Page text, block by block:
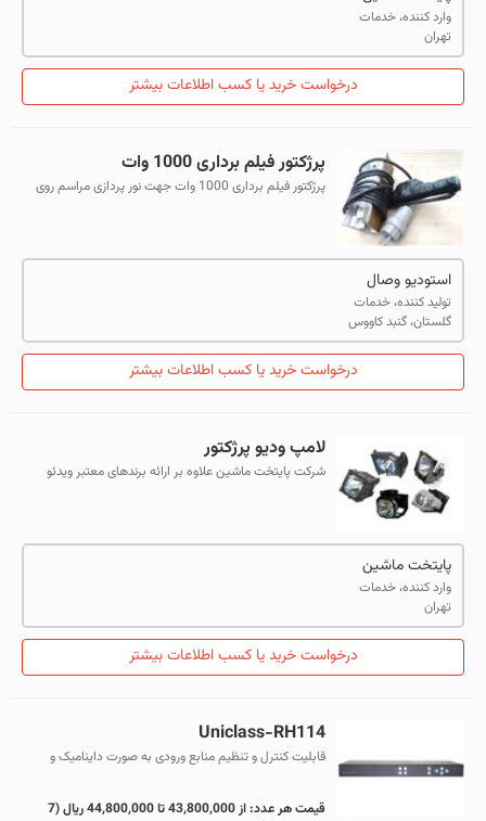
وارد کننده، خدمات
تهران
درخواست خرید یا کسب اطلاعات بیشتر
پرژکتور فیلم برداری 1000 وات
پرژکتور فیلم برداری 1000 وات جهت نور پردازی مراسم روی
استودیو وصال
تولید کننده، خدمات
گلستان، گنبد کاووس
درخواست خرید یا کسب اطلاعات بیشتر
لامپ ودیو پرژکتور
شرکت پایتخت ماشین علاوه بر ارائه برندهای معتبر ویدئو
پایتخت ماشین
وارد کننده، خدمات
تهران
درخواست خرید یا کسب اطلاعات بیشتر
Uniclass-RH114
قابلیت کنترل و تنظیم منابع ورودی به صورت داینامیک و
قیمت هر عدد:از 43,800,000 تا 44,800,000 ریال
(7